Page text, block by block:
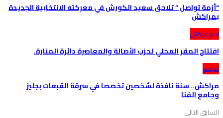
“أزمة تواصل ” تلاحق سعيد الكورش في معركته الانتخابية الجديدة
بمراكش
اخبار مراكش
افتتاح المقر المحلي لحزب الأصالة والمعاصرة دائرة المنارة.
مجتمع
مراكش.. سنة نافذة لشخصين تخصصا في سرقة القبعات بجليز
وجامع الفنا
السابق التالي